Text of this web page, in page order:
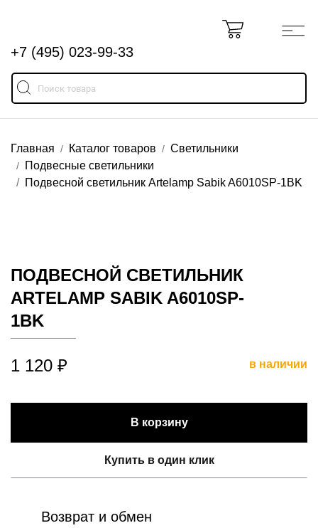
+7 (495) 023-99-33
Главная Каталог товаров
Светильники
Подвесные светильники
Подвесной светильник Artelamp Sabik A6010SP-1BK
ПОДВЕСНОЙ СВЕТИЛЬНИК
ARTELAMP SABIK A6010SP-
1BK
1 120 ₽ в наличии
В корзину
Купить в один клик
Возврат и обмен